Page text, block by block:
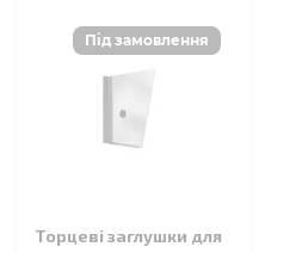
Торцеві заглушки для